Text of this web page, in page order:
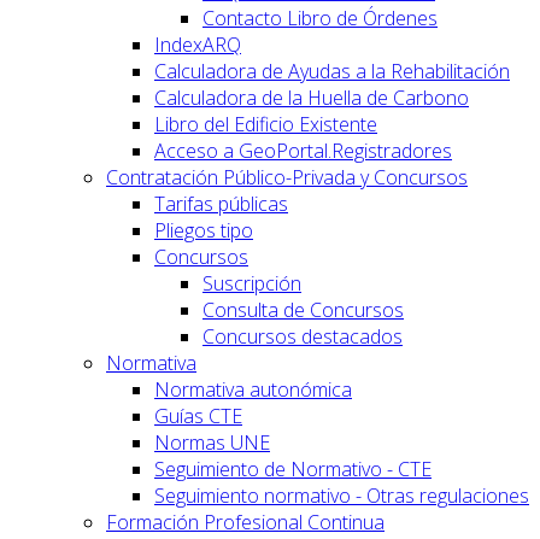
Contacto Libro de Órdenes
IndexARQ
Calculadora de Ayudas a la Rehabilitación
Calculadora de la Huella de Carbono
Libro del Edificio Existente
Acceso a GeoPortal.Registradores
Contratación Público-Privada y Concursos
Tarifas públicas
Pliegos tipo
Concursos
Suscripción
Consulta de Concursos
Concursos destacados
Normativa
Normativa autonómica
Guías CTE
Normas UNE
Seguimiento de Normativo - CTE
Seguimiento normativo - Otras regulaciones
Formación Profesional Continua